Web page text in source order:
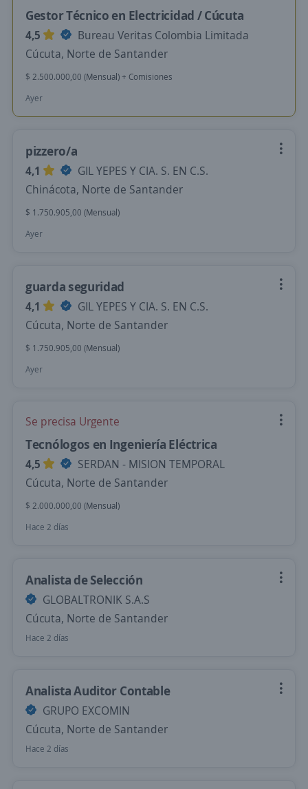
Gestor Técnico en Electricidad / Cúcuta
4,5
Bureau Veritas Colombia Limitada
Cúcuta, Norte de Santander
$ 2.500.000,00 (Mensual) + Comisiones
Ayer
pizzero/a
4,1
GIL YEPES Y CIA. S. EN C.S.
Chinácota, Norte de Santander
$ 1.750.905,00 (Mensual)
Ayer
guarda seguridad
4,1
GIL YEPES Y CIA. S. EN C.S.
Cúcuta, Norte de Santander
$ 1.750.905,00 (Mensual)
Ayer
Se precisa Urgente
Tecnólogos en Ingeniería Eléctrica
4,5
SERDAN - MISION TEMPORAL
Cúcuta, Norte de Santander
$ 2.000.000,00 (Mensual)
Hace 2 días
Analista de Selección
GLOBALTRONIK S.A.S
Cúcuta, Norte de Santander
Hace 2 días
Analista Auditor Contable
GRUPO EXCOMIN
Cúcuta, Norte de Santander
Hace 2 días